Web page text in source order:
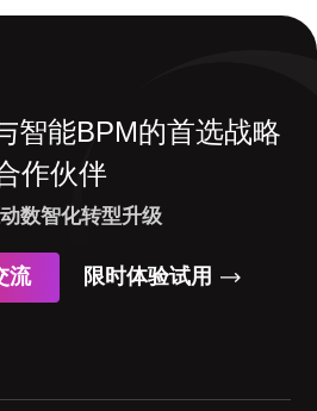
智能BPM的首选战略
作伙伴
数智化转型升级
流 限时体验试用